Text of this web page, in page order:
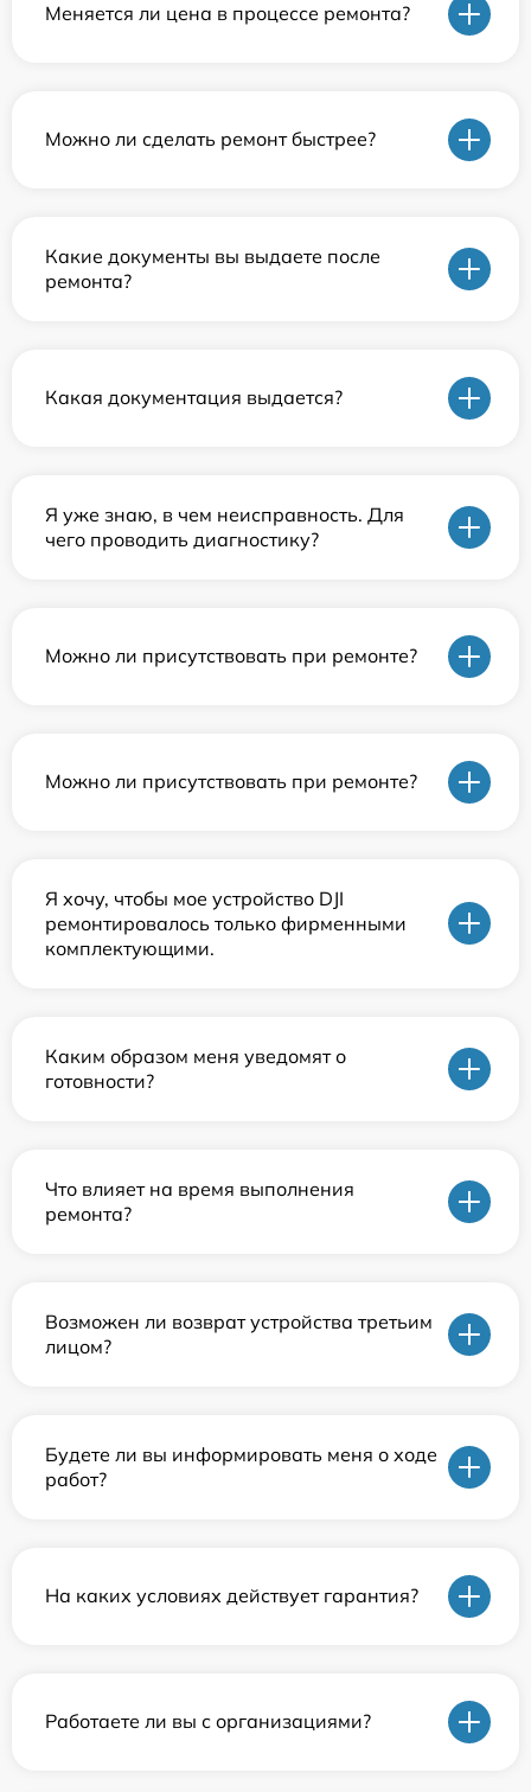
Меняется ли цена в процессе ремонта?
Можно ли сделать ремонт быстрее?
Какие документы вы выдаете после
ремонта?
Какая документация выдается?
Я уже знаю, в чем неисправность. Для
чего проводить диагностику?
Можно ли присутствовать при ремонте?
Можно ли присутствовать при ремонте?
Я хочу, чтобы мое устройство DJI
ремонтировалось только фирменными
комплектующими.
Каким образом меня уведомят о
готовности?
Что влияет на время выполнения
ремонта?
Возможен ли возврат устройства третьим
лицом?
Будете ли вы информировать меня о ходе
работ?
На каких условиях действует гарантия?
Работаете ли вы с организациями?